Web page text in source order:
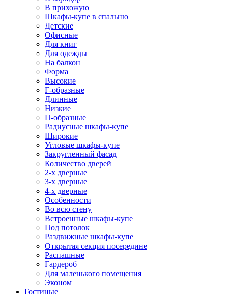
В прихожую
Шкафы-купе в спальню
Детские
Офисные
Для книг
Для одежды
На балкон
Форма
Высокие
Г-образные
Длинные
Низкие
П-образные
Радиусные шкафы-купе
Широкие
Угловые шкафы-купе
Закругленный фасад
Количество дверей
2-х дверные
3-х дверные
4-х дверные
Особенности
Во всю стену
Встроенные шкафы-купе
Под потолок
Раздвижные шкафы-купе
Открытая секция посередине
Распашные
Гардероб
Для маленького помещения
Эконом
Гостиные